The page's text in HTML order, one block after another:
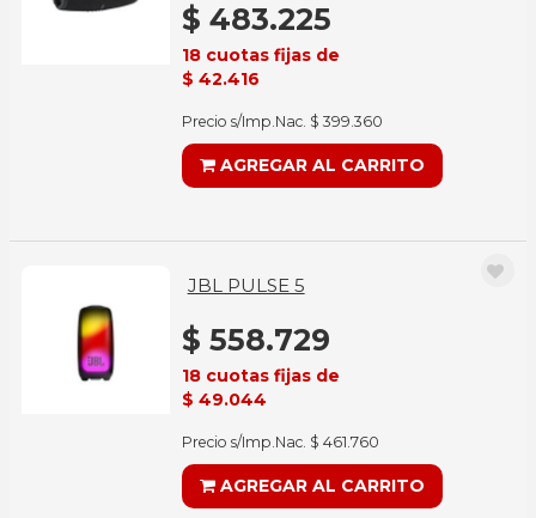
$ 483.225
18 cuotas fijas de
$ 42.416
Precio s/Imp.Nac. $ 399.360
AGREGAR AL CARRITO
JBL PULSE 5
$ 558.729
18 cuotas fijas de
$ 49.044
Precio s/Imp.Nac. $ 461.760
AGREGAR AL CARRITO